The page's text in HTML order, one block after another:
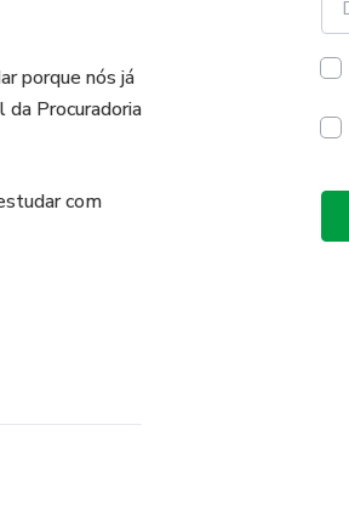
porque nós já
Procuradoria
com